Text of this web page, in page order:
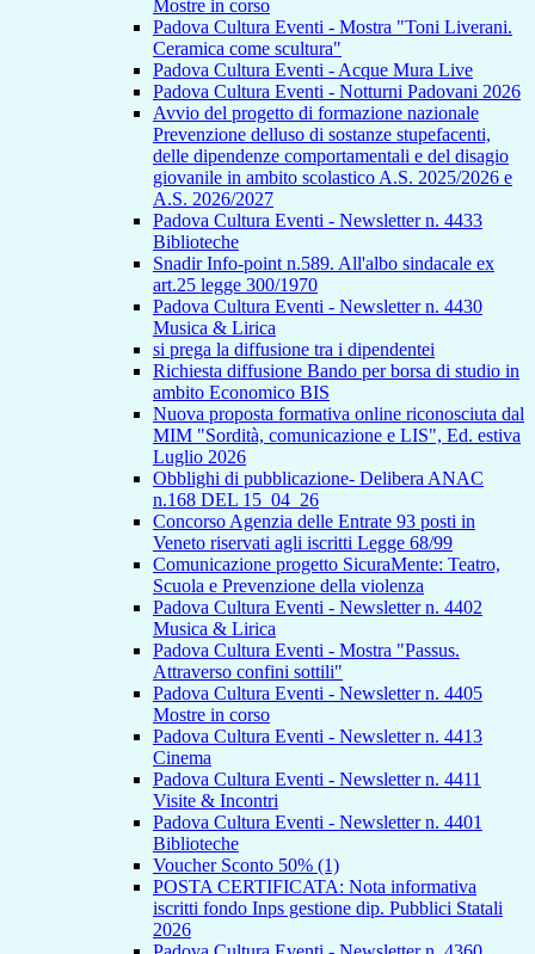
Mostre in corso
Padova Cultura Eventi - Mostra "Toni Liverani.
Ceramica come scultura"
Padova Cultura Eventi - Acque Mura Live
Padova Cultura Eventi - Notturni Padovani 2026
Avvio del progetto di formazione nazionale
Prevenzione delluso di sostanze stupefacenti,
delle dipendenze comportamentali e del disagio
giovanile in ambito scolastico A.S. 2025/2026 e
A.S. 2026/2027
Padova Cultura Eventi - Newsletter n. 4433
Biblioteche
Snadir Info-point n.589. All'albo sindacale ex
art.25 legge 300/1970
Padova Cultura Eventi - Newsletter n. 4430
Musica & Lirica
si prega la diffusione tra i dipendentei
Richiesta diffusione Bando per borsa di studio in
ambito Economico BIS
Nuova proposta formativa online riconosciuta dal
MIM "Sordità, comunicazione e LIS", Ed. estiva
Luglio 2026
Obblighi di pubblicazione- Delibera ANAC
n.168 DEL 15_04_26
Concorso Agenzia delle Entrate 93 posti in
Veneto riservati agli iscritti Legge 68/99
Comunicazione progetto SicuraMente: Teatro,
Scuola e Prevenzione della violenza
Padova Cultura Eventi - Newsletter n. 4402
Musica & Lirica
Padova Cultura Eventi - Mostra "Passus.
Attraverso confini sottili"
Padova Cultura Eventi - Newsletter n. 4405
Mostre in corso
Padova Cultura Eventi - Newsletter n. 4413
Cinema
Padova Cultura Eventi - Newsletter n. 4411
Visite & Incontri
Padova Cultura Eventi - Newsletter n. 4401
Biblioteche
Voucher Sconto 50% (1)
POSTA CERTIFICATA: Nota informativa
iscritti fondo Inps gestione dip. Pubblici Statali
2026